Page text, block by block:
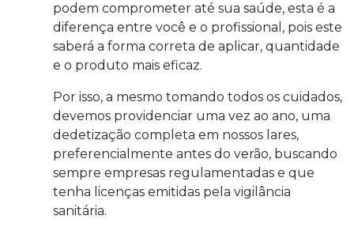
podem comprometer até sua saúde, esta é a
diferença entre você e o profissional, pois este
saberá a forma correta de aplicar, quantidade
e o produto mais eficaz.
Por isso, a mesmo tomando todos os cuidados,
devemos providenciar uma vez ao ano, uma
dedetização completa em nossos lares,
preferencialmente antes do verão, buscando
sempre empresas regulamentadas e que
tenha licenças emitidas pela vigilância
sanitária.